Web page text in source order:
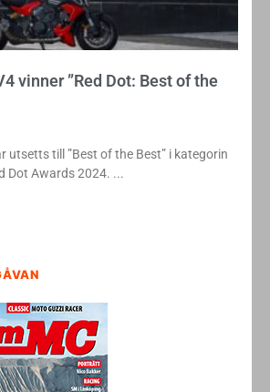
vinner ”Red Dot: Best of the
utsetts till ”Best of the Best” i kategorin
Dot Awards 2024.